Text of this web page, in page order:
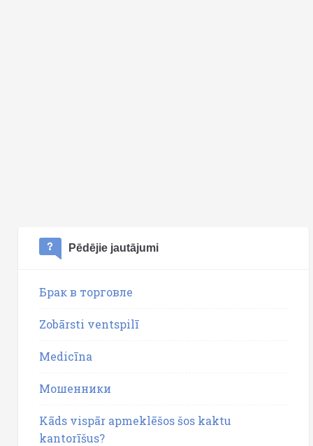
Pēdējie jautājumi
Брак в торговле
Zobārsti ventspilī
Medicīna
Мошенники
Kāds vispār apmeklēšos šos kaktu
kantorīšus?